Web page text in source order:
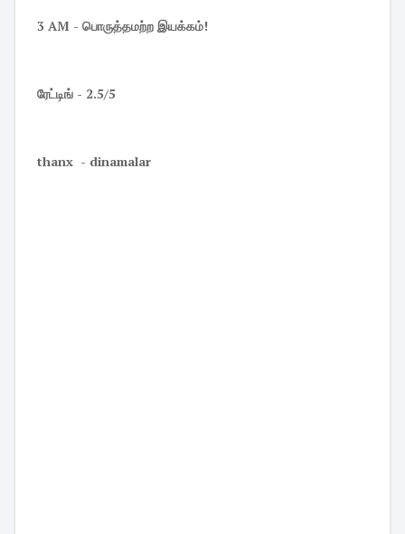
3 AM - பொருத்தமற்ற இயக்கம்!
ரேட்டிங் - 2.5/5
thanx - dinamalar